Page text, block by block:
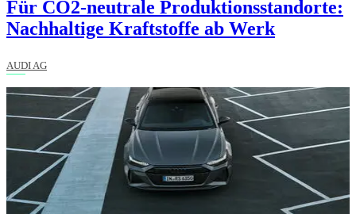
Für CO2-neutrale Produktionsstandorte:
Nachhaltige Kraftstoffe ab Werk
AUDI AG